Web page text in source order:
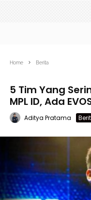
Home Berita
5 Tim Yang
MPL ID, Ada
Aditya Pratama